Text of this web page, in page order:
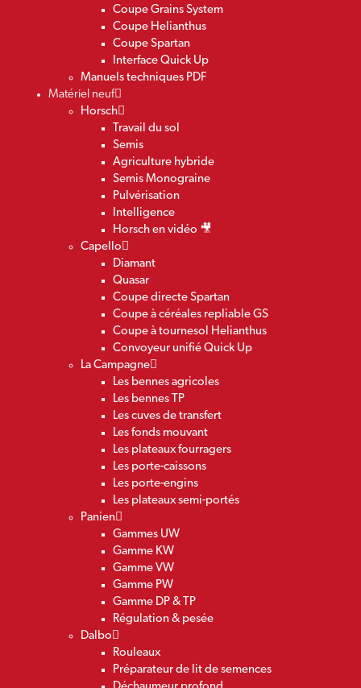
Coupe Grains System
Coupe Helianthus
Coupe Spartan
Interface Quick Up
Manuels techniques PDF
Matériel neuf
Horsch
Travail du sol
Semis
Agriculture hybride
Semis Monograine
Pulvérisation
Intelligence
Horsch en vidéo 🎥
Capello
Diamant
Quasar
Coupe directe Spartan
Coupe à céréales repliable GS
Coupe à tournesol Helianthus
Convoyeur unifié Quick Up
La Campagne
Les bennes agricoles
Les bennes TP
Les cuves de transfert
Les fonds mouvant
Les plateaux fourragers
Les porte-caissons
Les porte-engins
Les plateaux semi-portés
Panien
Gammes UW
Gamme KW
Gamme VW
Gamme PW
Gamme DP & TP
Régulation & pesée
Dalbo
Rouleaux
Préparateur de lit de semences